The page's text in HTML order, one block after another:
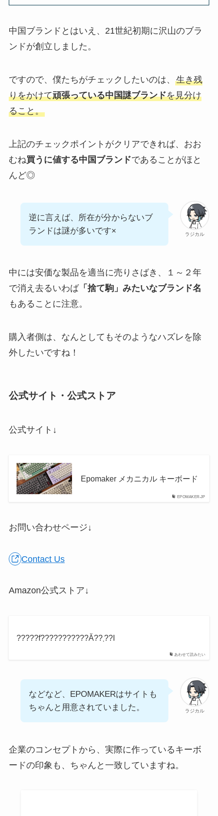
中国ブランドとはいえ、21世紀初期に沢山のブラ
ンドが創立しました。
ですので、僕たちがチェックしたいのは、 生き残
りをかけて頑張っている中国謎ブランドを見分け
ること。
上記のチェックポイントがクリアできれば、おお
むね買うに値する中国ブランドであることがほと
んど◎
ラジカル
逆に言えば、所在が分からないブ
ランドは謎が多いです×
中には安価な製品を適当に売りさばき、１～２年
で消え去るいわば「捨て駒」みたいなブランド名
もあることに注意。
購入者側は、なんとしてもそのようなハズレを除
外したいですね！
公式サイト・公式ストア
公式サイト↓
EPOMAKER-JP
Epomaker メカニカル キーボード
お問い合わせページ↓
Contact Us
Amazon公式ストア↓
あわせて読みたい
?????f???????????Ă??܂??I
ラジカル
などなど、EPOMAKERはサイトも
ちゃんと用意されていました。
企業のコンセプトから、実際に作っているキーボ
ードの印象も、ちゃんと一致していますね。